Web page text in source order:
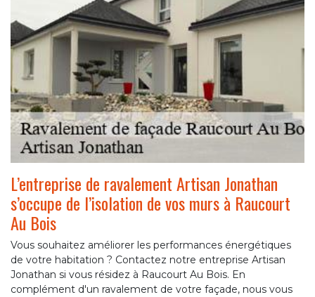
L’entreprise de ravalement Artisan Jonathan
s’occupe de l’isolation de vos murs à Raucourt
Au Bois
Vous souhaitez améliorer les performances énergétiques
de votre habitation ? Contactez notre entreprise Artisan
Jonathan si vous résidez à Raucourt Au Bois. En
complément d'un ravalement de votre façade, nous vous